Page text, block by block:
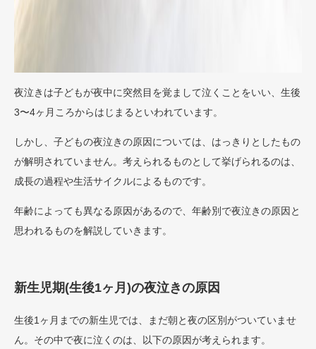
夜泣きは子どもが夜中に突然目を覚まして泣くことをいい、生後
3〜4ヶ月ころからはじまるといわれています。
しかし、子どもの夜泣きの原因については、はっきりとしたもの
が解明されていません。考えられるものとして挙げられるのは、
成長の過程や生活サイクルによるものです。
年齢によっても異なる原因があるので、年齢別で夜泣きの原因と
思われるものを解説していきます。
新生児期(生後1ヶ月)の夜泣きの原因
生後1ヶ月までの新生児では、まだ朝と夜の区別がついていませ
ん。その中で夜に泣くのは、以下の原因が考えられます。